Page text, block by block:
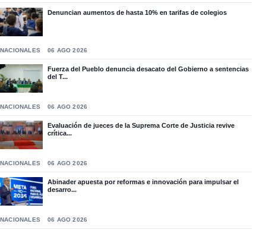
Denuncian aumentos de hasta 10% en tarifas de colegios
NACIONALES 06 AGO 2026
Fuerza del Pueblo denuncia desacato del Gobierno a sentencias
del T...
NACIONALES 06 AGO 2026
Evaluación de jueces de la Suprema Corte de Justicia revive
crítica...
NACIONALES 06 AGO 2026
Abinader apuesta por reformas e innovación para impulsar el
desarro...
NACIONALES 06 AGO 2026